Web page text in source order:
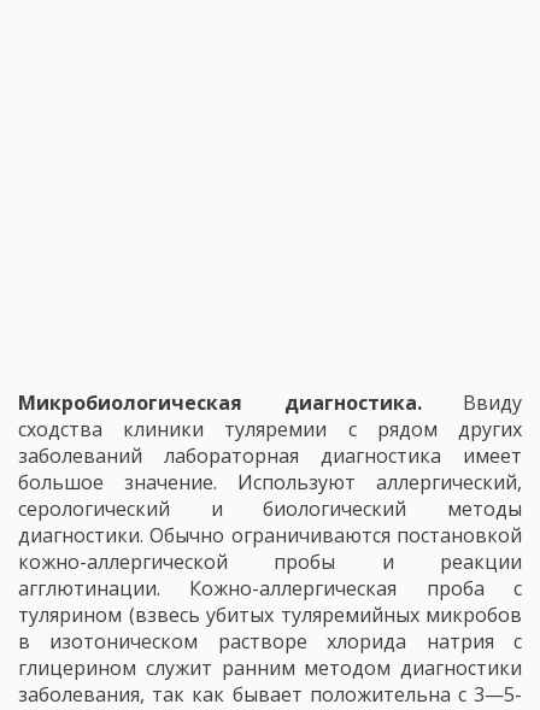
Микробиологическая диагностика.Ввиду
сходства клиники туляремии с рядом других
заболеваний лабораторная диагностика имеет
большое значение. Используют аллергический,
серологический и биологический методы
диагностики. Обычно ограничиваются постановкой
кожно-аллергической пробы и реакции
агглютинации. Кожно-аллергическая проба с
тулярином (взвесь убитых туляремийных микробов
в изотоническом растворе хлорида натрия с
глицерином служит ранним методом диагностики
заболевания, так как бывает положительна с 3—5-